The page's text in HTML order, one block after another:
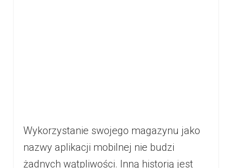
Wykorzystanie swojego magazynu jako
nazwy aplikacji mobilnej nie budzi
żadnych wątpliwości. Inną historią jest